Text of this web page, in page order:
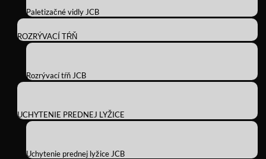
Paletizačné vidly JCB
ROZRÝVACÍ TŔŇ
Rozrývací tŕň JCB
UCHYTENIE PREDNEJ LYŽICE
Uchytenie prednej lyžice JCB